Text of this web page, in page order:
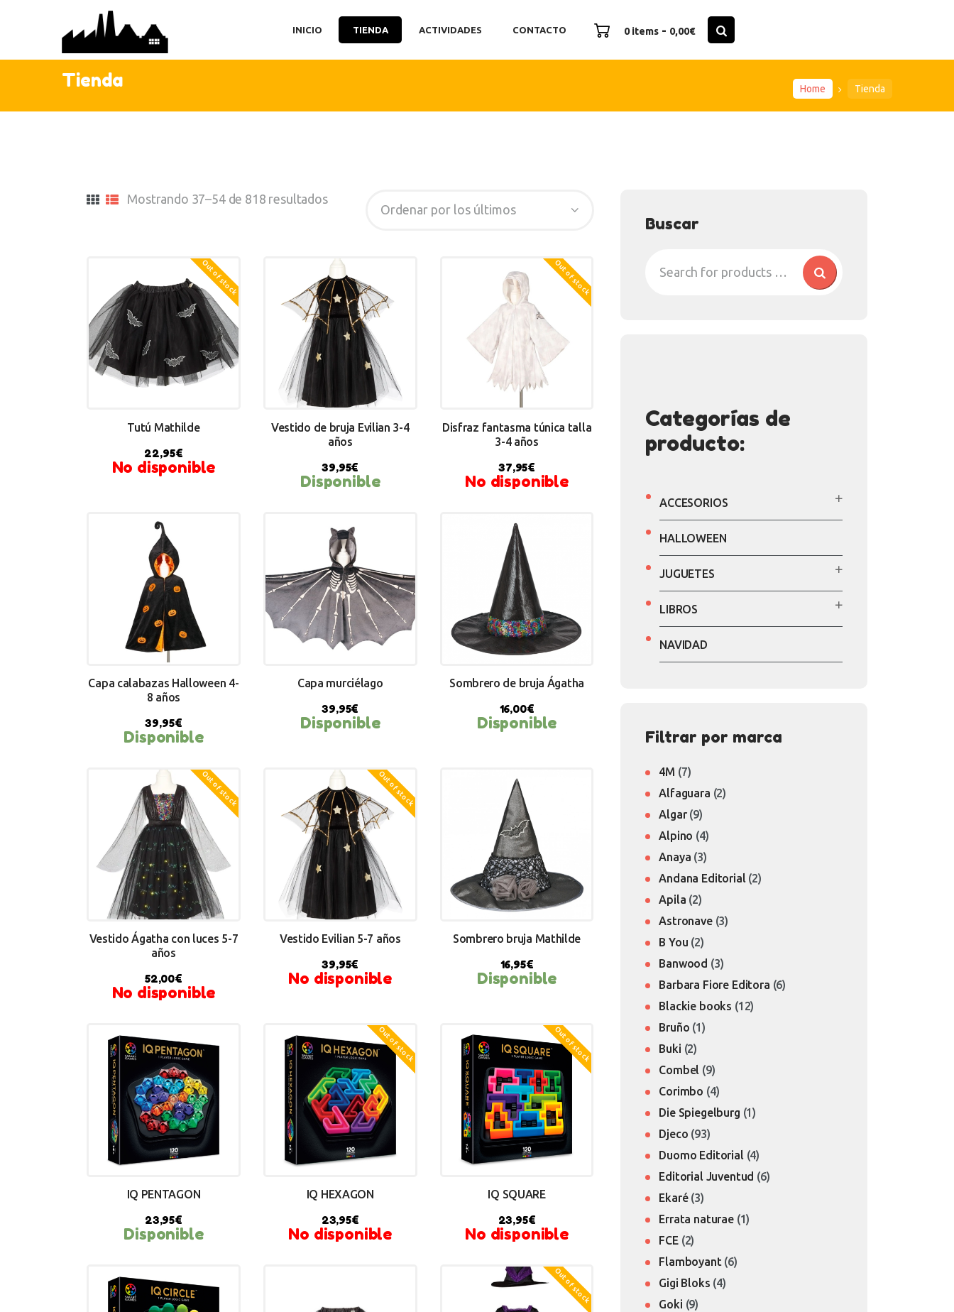
INICIO TIENDA ACTIVIDADES CONTACTO 0 items - 0,00€
Tienda Home Tienda
INICIO
TIENDA
ACTIVIDADES
Mostrando 37–54 de 818 resultados
Out of stock
Tutú Mathilde
22,95€
No disponible
BUY NOW
Vestido de bruja Evilian 3-4
años
39,95€
Disponible
Out of stock
Disfraz fantasma túnica talla
3-4 años
37,95€
No disponible
BUY NOW
Capa calabazas Halloween 4-
8 años
39,95€
Disponible BUY NOW
Capa murciélago
39,95€
Disponible
BUY NOW
Sombrero de bruja Ágatha
16,00€
Disponible
Out of stock
Vestido Ágatha con luces 5-7
años
52,00€
No disponible
Out of stock
Vestido Evilian 5-7 años
39,95€
No disponible
BUY NOW
Sombrero bruja Mathilde
16,95€
Disponible
IQ PENTAGON
23,95€
Disponible
Out of stock
IQ HEXAGON
23,95€
No disponible
Out of stock
IQ SQUARE
23,95€
No disponible
Out of stock
Buscar
Categorías de
producto:
ACCESORIOS
HALLOWEEN
JUGUETES
LIBROS
NAVIDAD
Filtrar por marca
4M (7)
Alfaguara (2)
Algar (9)
Alpino (4)
Anaya (3)
Andana Editorial (2)
Apila (2)
Astronave (3)
B You (2)
Banwood (3)
Barbara Fiore Editora (6)
Blackie books (12)
Bruño (1)
Buki (2)
Combel (9)
Corimbo (4)
Die Spiegelburg (1)
Djeco (93)
Duomo Editorial (4)
Editorial Juventud (6)
Ekaré (3)
Errata naturae (1)
FCE (2)
Flamboyant (6)
Gigi Bloks (4)
Goki (9)